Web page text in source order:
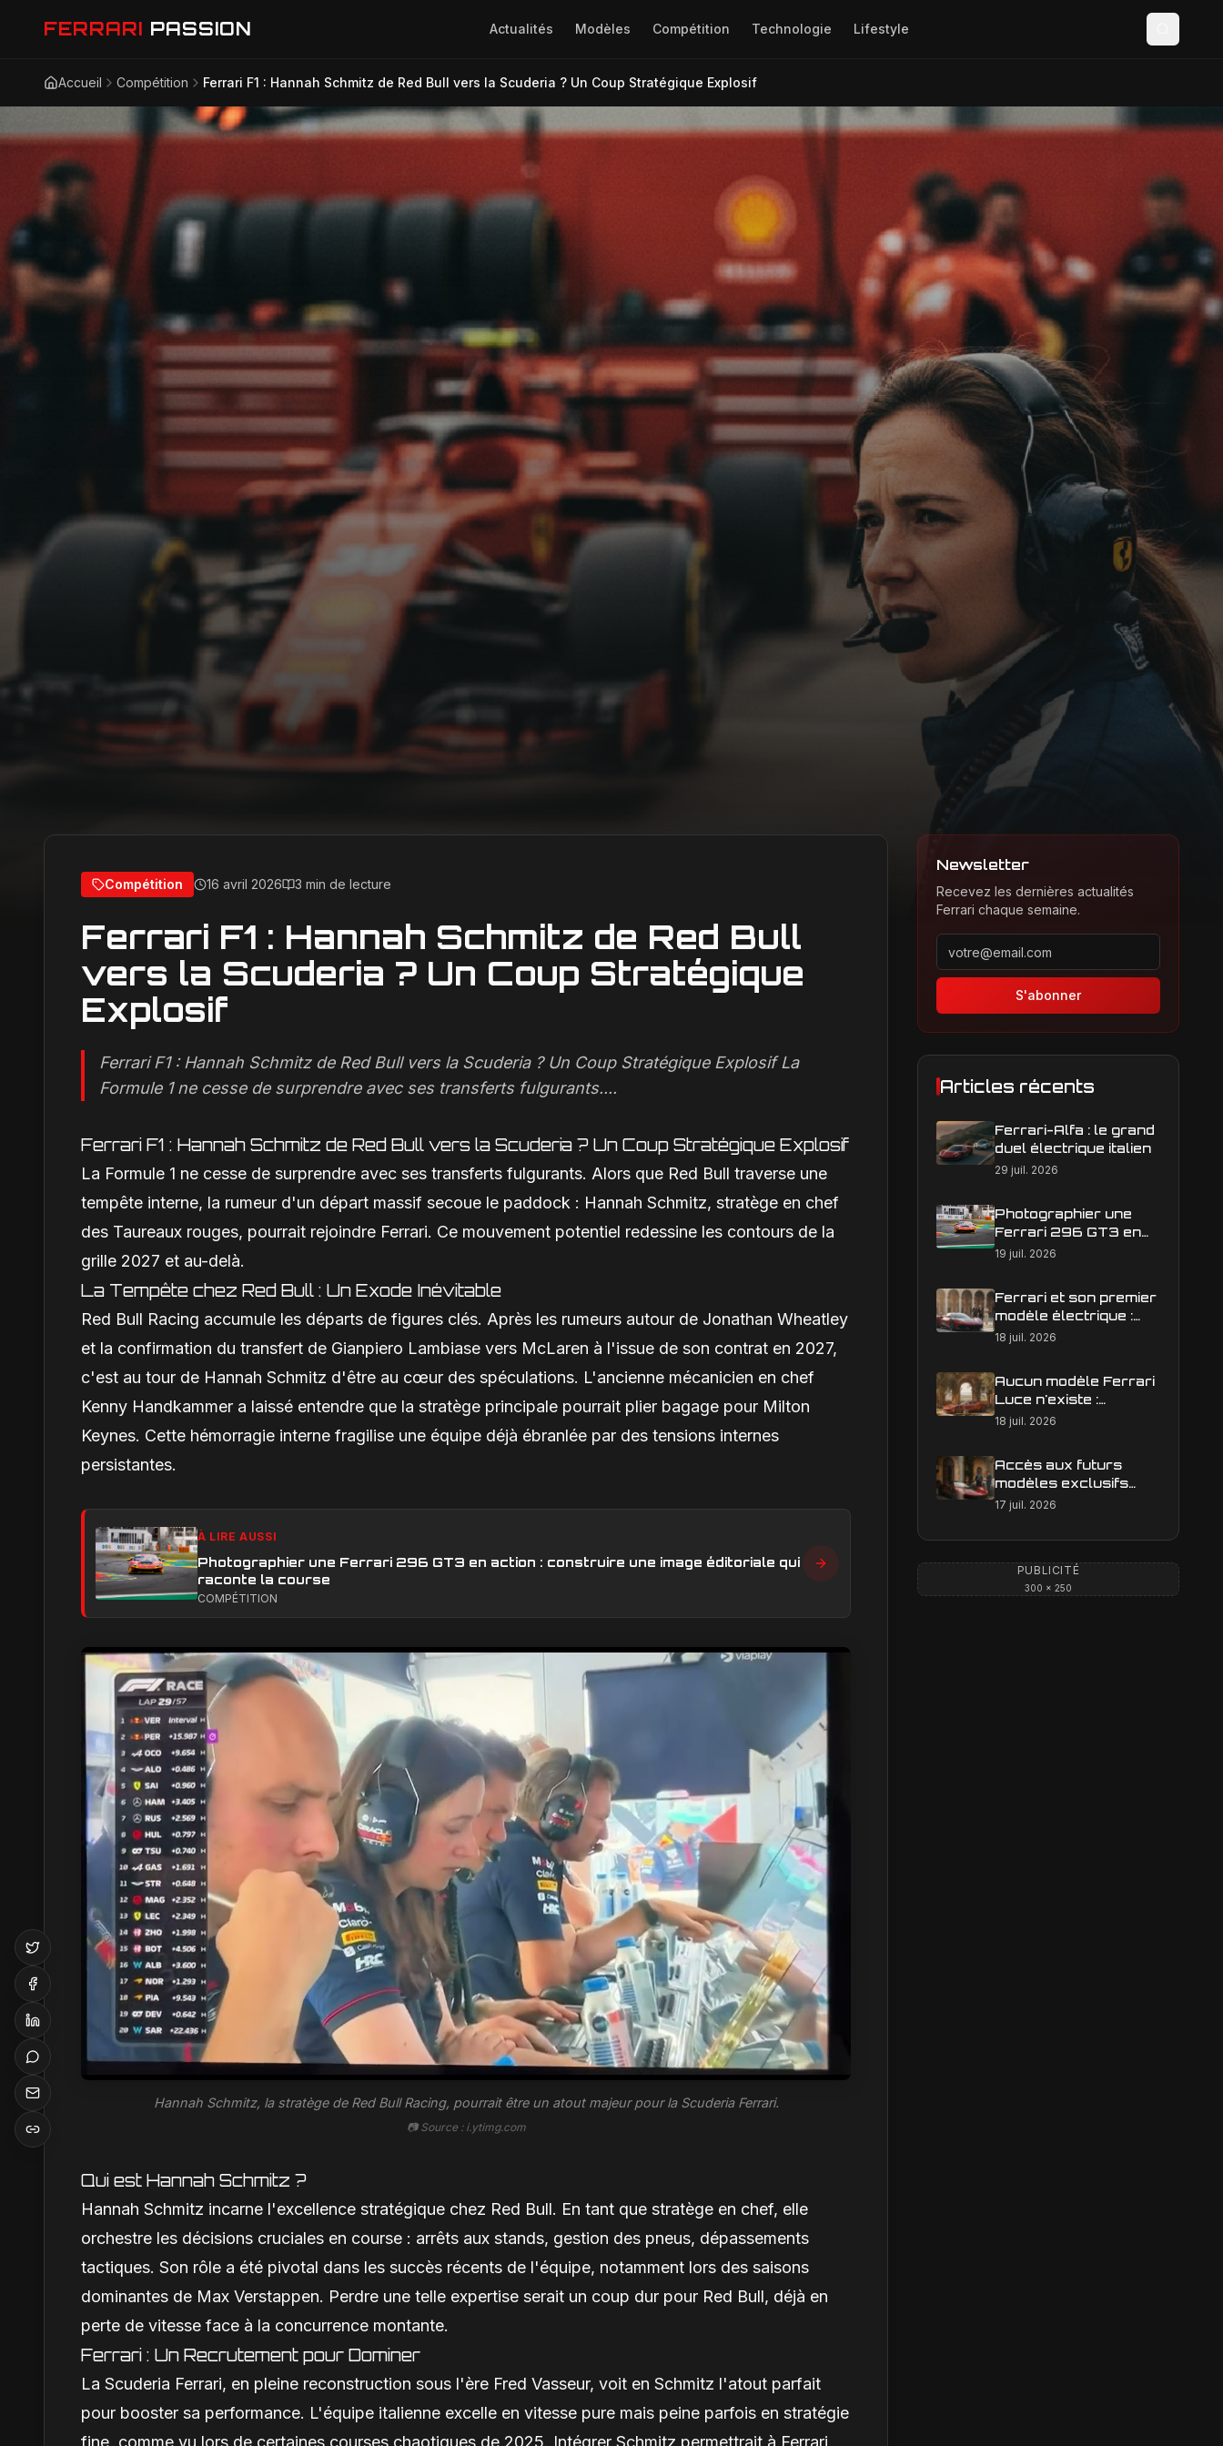
FERRARI PASSION Actualités Modèles Compétition Technologie Lifestyle
Accueil Compétition Ferrari F1 : Hannah Schmitz de Red Bull vers la Scuderia ? Un Coup Stratégique Explosif
Compétition 16 avril 2026 3 min de lecture
Ferrari F1 : Hannah Schmitz de Red Bull
vers la Scuderia ? Un Coup Stratégique
Explosif
Ferrari F1 : Hannah Schmitz de Red Bull vers la Scuderia ? Un Coup Stratégique Explosif La
Formule 1 ne cesse de surprendre avec ses transferts fulgurants....
Ferrari F1 : Hannah Schmitz de Red Bull vers la Scuderia ? Un Coup Stratégique Explosif
La Formule 1 ne cesse de surprendre avec ses transferts fulgurants. Alors que Red Bull traverse une
tempête interne, la rumeur d'un départ massif secoue le paddock : Hannah Schmitz, stratège en chef
des Taureaux rouges, pourrait rejoindre Ferrari. Ce mouvement potentiel redessine les contours de la
grille 2027 et au-delà.
La Tempête chez Red Bull : Un Exode Inévitable
Red Bull Racing accumule les départs de figures clés. Après les rumeurs autour de Jonathan Wheatley
et la confirmation du transfert de Gianpiero Lambiase vers McLaren à l'issue de son contrat en 2027,
c'est au tour de Hannah Schmitz d'être au cœur des spéculations. L'ancienne mécanicien en chef
Kenny Handkammer a laissé entendre que la stratège principale pourrait plier bagage pour Milton
Keynes. Cette hémorragie interne fragilise une équipe déjà ébranlée par des tensions internes
persistantes.
À LIRE AUSSI
Photographier une Ferrari 296 GT3 en action : construire une image éditoriale qui
raconte la course
COMPÉTITION
Hannah Schmitz, la stratège de Red Bull Racing, pourrait être un atout majeur pour la Scuderia Ferrari.
📷 Source : i.ytimg.com
Qui est Hannah Schmitz ?
Hannah Schmitz incarne l'excellence stratégique chez Red Bull. En tant que stratège en chef, elle
orchestre les décisions cruciales en course : arrêts aux stands, gestion des pneus, dépassements
tactiques. Son rôle a été pivotal dans les succès récents de l'équipe, notamment lors des saisons
dominantes de Max Verstappen. Perdre une telle expertise serait un coup dur pour Red Bull, déjà en
perte de vitesse face à la concurrence montante.
Ferrari : Un Recrutement pour Dominer
La Scuderia Ferrari, en pleine reconstruction sous l'ère Fred Vasseur, voit en Schmitz l'atout parfait
pour booster sa performance. L'équipe italienne excelle en vitesse pure mais peine parfois en stratégie
fine, comme vu lors de certaines courses chaotiques de 2025. Intégrer Schmitz permettrait à Ferrari
Newsletter
Recevez les dernières actualités
Ferrari chaque semaine.
Adresse email pour la newsletter
S'abonner
Articles récents
Ferrari-Alfa : le grand
duel électrique italien
29 juil. 2026
Photographier une
Ferrari 296 GT3 en
action : construire une
19 juil. 2026
Ferrari et son premier
modèle électrique :
calendrier de
18 juil. 2026
Aucun modèle Ferrari
Luce n'existe :
clarification sur les
18 juil. 2026
Accès aux futurs
modèles exclusifs
Ferrari : l'achat
est-il une réalité ?
17 juil. 2026
PUBLICITÉ
300 × 250